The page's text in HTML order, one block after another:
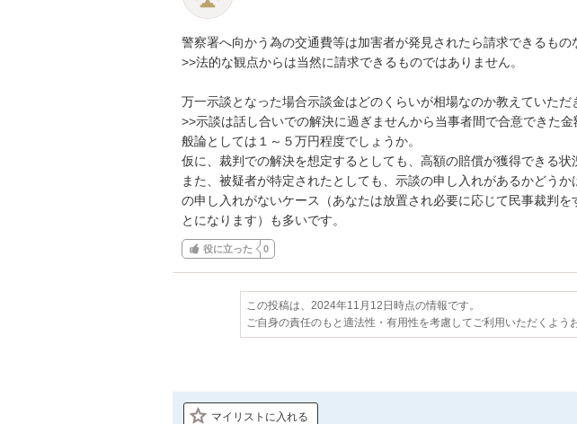
警察署へ向かう為の交通費等は加害者が発見されたら請求できるもの
>>法的な観点からは当然に請求できるものではありません。
万一示談となった場合示談金はどのくらいが相場なのか教えていただ
>>示談は話し合いでの解決に過ぎませんから当事者間で合意できた
般論としては１～５万円程度でしょうか。
仮に、裁判での解決を想定するとしても、高額の賠償が獲得できる状
また、被疑者が特定されたとしても、示談の申し入れがあるかどう
の申し入れがないケース（あなたは放置され必要に応じて民事裁判を
とになります）も多いです。
役に立った 0
この投稿は、2024年11月12日時点の情報です。
ご自身の責任のもと適法性・有用性を考慮してご利用いただくよう
マイリストに入れる